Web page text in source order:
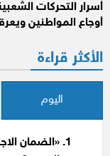
أسرار التحركات
أوجاع المواطنين
الأكثر قراءة
اليوم
«الضمان